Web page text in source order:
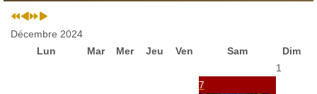
Décembre 2024
Lun
Mar Mer Jeu Ven Sam
Dim
1
7